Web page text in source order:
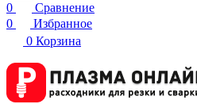
0
Сравнение
0
Избранное
0 Корзина